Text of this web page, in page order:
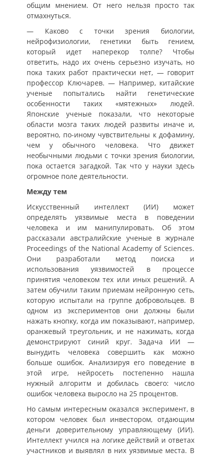
общим мнением. От него нельзя просто так
отмахнуться.
— Каково с точки зрения биологии,
нейрофизиологии, генетики быть гением,
который идет наперекор толпе? Чтобы
ответить, надо их очень серьезно изучать, но
пока таких работ практически нет, — говорит
профессор Ключарев. — Например, китайские
ученые попытались найти генетические
особенности таких «мятежных» людей.
Японские ученые показали, что некоторые
области мозга таких людей развиты иначе и,
вероятно, по-иному чувствительны к дофамину,
чем у обычного человека. Что движет
необычными людьми с точки зрения биологии,
пока остается загадкой. Так что у науки здесь
огромное поле деятельности.
Между тем
Искусственный интеллект (ИИ) может
определять уязвимые места в поведении
человека и им манипулировать. Об этом
рассказали австралийские ученые в журнале
Proceedings of the National Academy of Sciences.
Они разработали метод поиска и
использования уязвимостей в процессе
принятия человеком тех или иных решений. А
затем обучили таким приемам нейронную сеть,
которую испытали на группе добровольцев. В
одном из экспериментов они должны были
нажать кнопку, когда им показывают, например,
оранжевый треугольник, и не нажимать, когда
демонстрируют синий круг. Задача ИИ —
вынудить человека совершить как можно
больше ошибок. Анализируя его поведение в
этой игре, нейросеть постепенно нашла
нужный алгоритм и добилась своего: число
ошибок человека выросло на 25 процентов.
Но самым интересным оказался эксперимент, в
котором человек был инвестором, отдающим
деньги доверительному управляющему (ИИ).
Интеллект учился на логике действий и ответах
участников и выявлял в них уязвимые места. В